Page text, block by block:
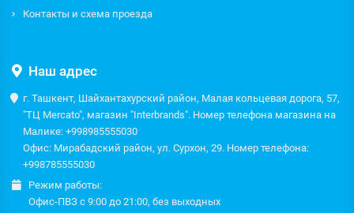
Контакты и схема проезда
Наш адрес
г. Ташкент, Шайхантахурский район, Малая кольцевая дорога, 57,
"ТЦ Mercato", магазин "Interbrands". Номер телефона магазина на
Малике: +998985555030
Офис: Мирабадский район, ул. Сурхон, 29. Номер телефона:
+998785555030
Режим работы:
Офис-ПВЗ с 9:00 до 21:00, без выходных